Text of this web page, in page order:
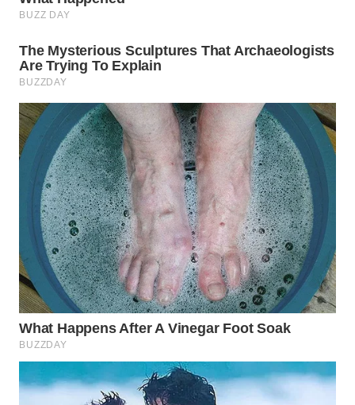
PURWAKARTA
PRIANGAN
TIMUR
WN
SEMARANG
WN
SOLO
WN
BOROBUDUR
WN
MADURA